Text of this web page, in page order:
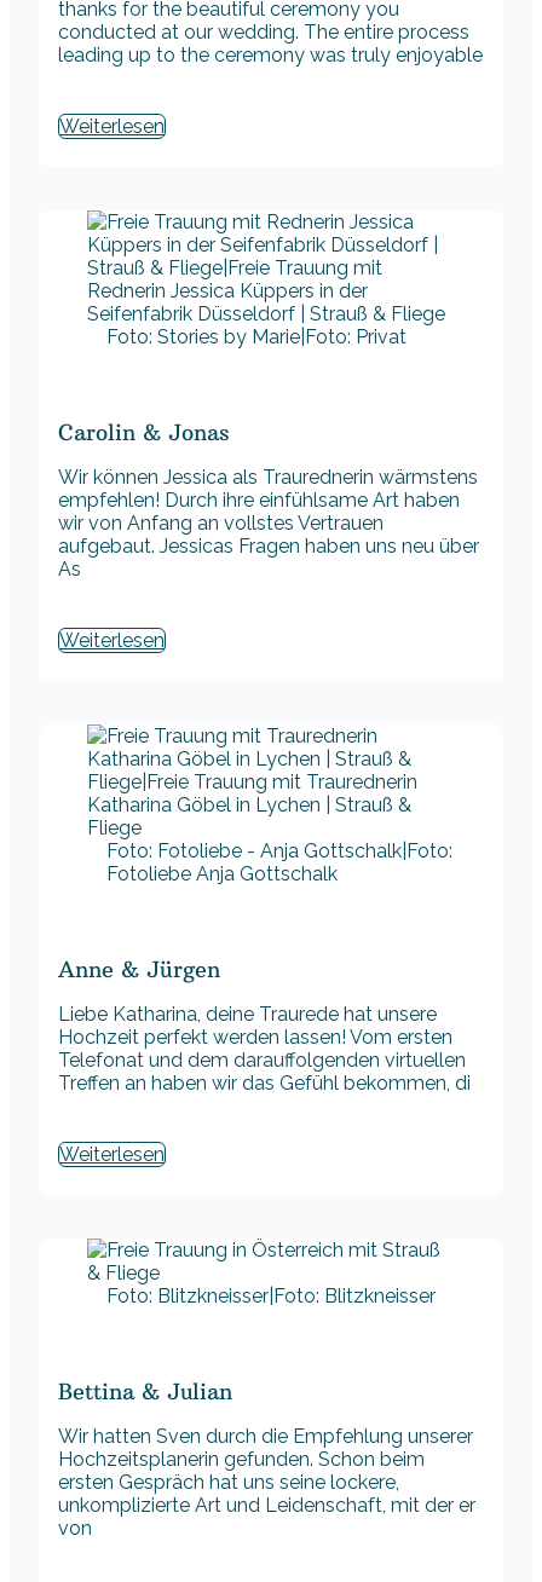
thanks for the beautiful ceremony you
conducted at our wedding. The entire process
leading up to the ceremony was truly enjoyable
Weiterlesen
Foto: Stories by Marie|Foto: Privat
Carolin & Jonas
Wir können Jessica als Traurednerin wärmstens
empfehlen! Durch ihre einfühlsame Art haben
wir von Anfang an vollstes Vertrauen
aufgebaut. Jessicas Fragen haben uns neu über
As
Weiterlesen
Foto: Fotoliebe - Anja Gottschalk|Foto:
Fotoliebe Anja Gottschalk
Anne & Jürgen
Liebe Katharina, deine Traurede hat unsere
Hochzeit perfekt werden lassen! Vom ersten
Telefonat und dem darauffolgenden virtuellen
Treffen an haben wir das Gefühl bekommen, di
Weiterlesen
Foto: Blitzkneisser|Foto: Blitzkneisser
Bettina & Julian
Wir hatten Sven durch die Empfehlung unserer
Hochzeitsplanerin gefunden. Schon beim
ersten Gespräch hat uns seine lockere,
unkomplizierte Art und Leidenschaft, mit der er
von